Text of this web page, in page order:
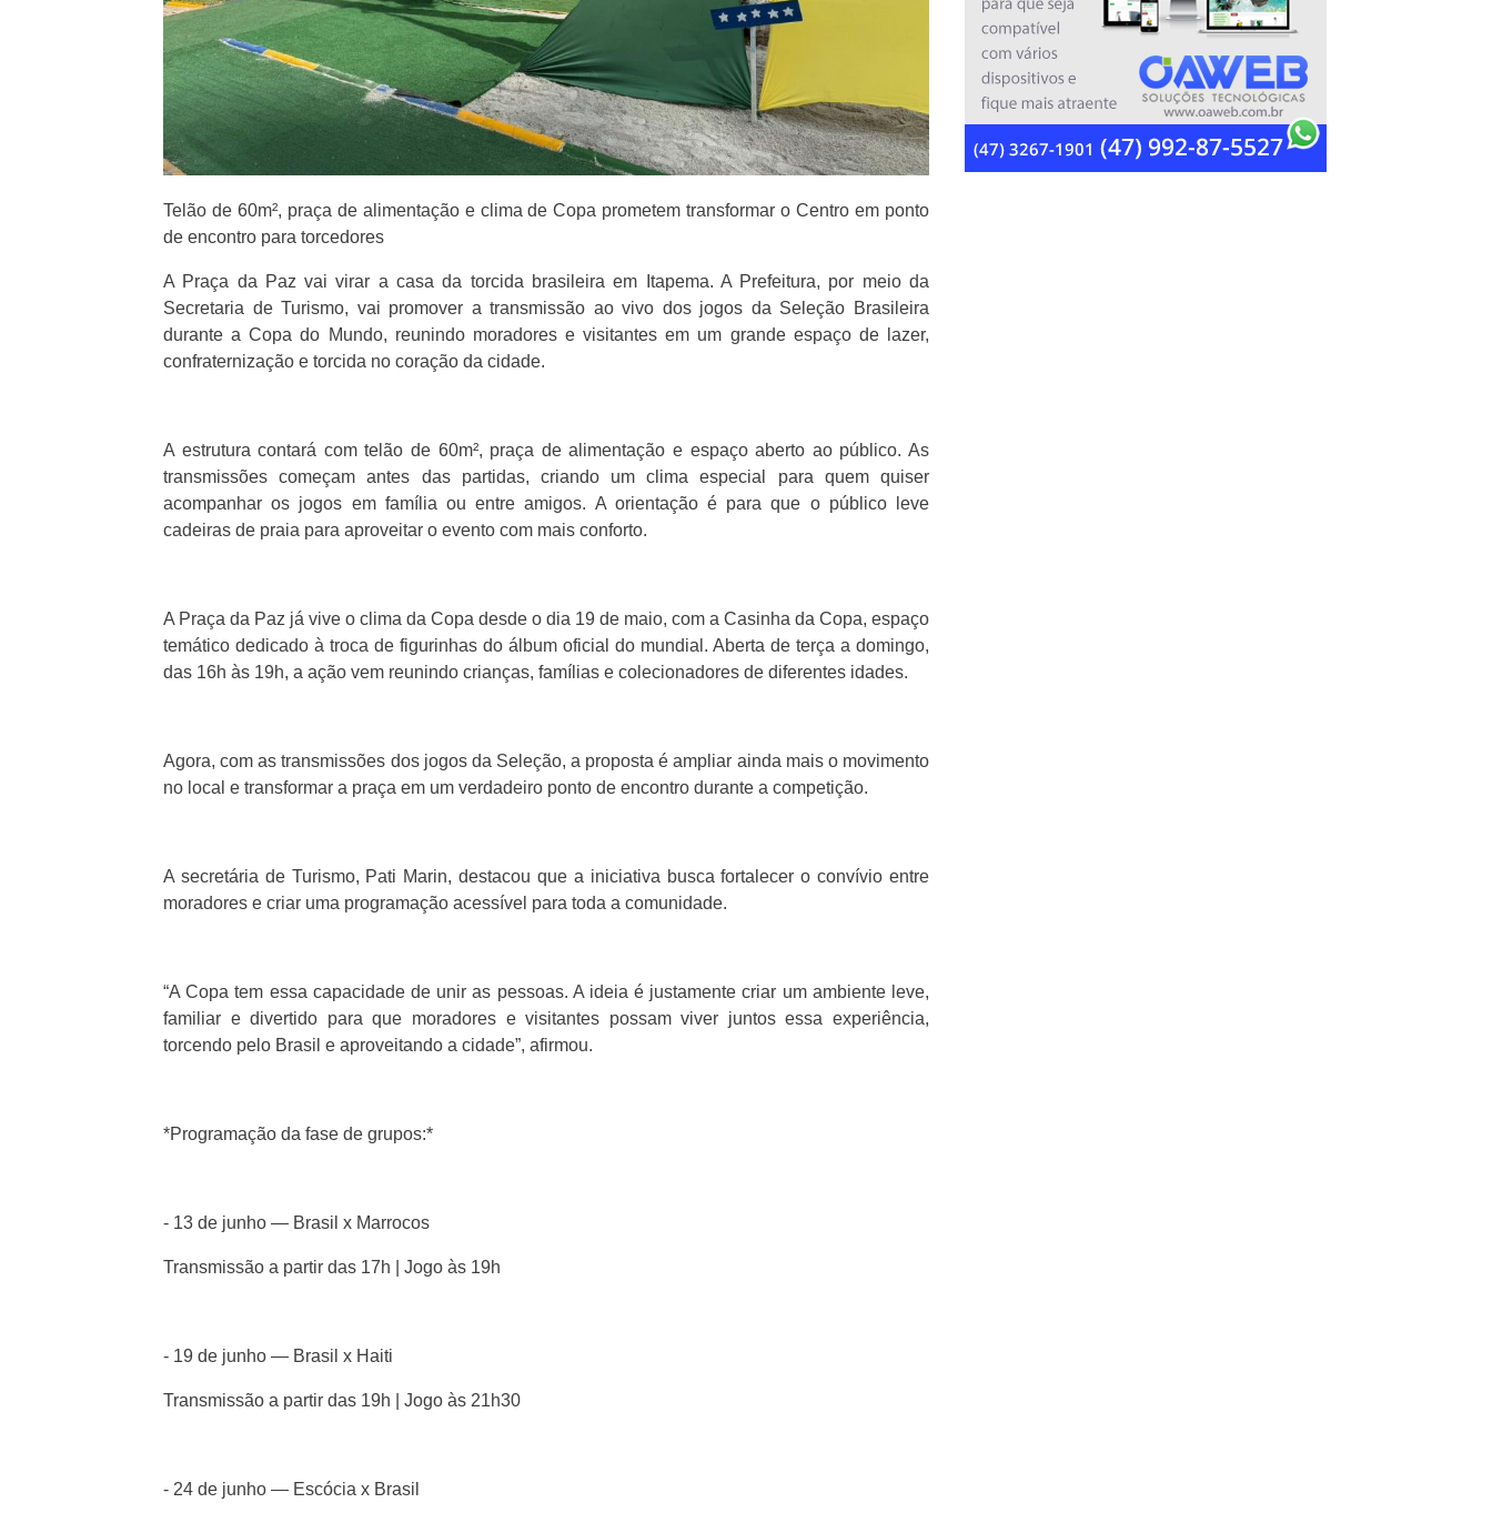
Telão de 60m², praça de alimentação e clima de Copa prometem transformar o Centro em ponto
de encontro para torcedores
A Praça da Paz vai virar a casa da torcida brasileira em Itapema. A Prefeitura, por meio da
Secretaria de Turismo, vai promover a transmissão ao vivo dos jogos da Seleção Brasileira
durante a Copa do Mundo, reunindo moradores e visitantes em um grande espaço de lazer,
confraternização e torcida no coração da cidade.
A estrutura contará com telão de 60m², praça de alimentação e espaço aberto ao público. As
transmissões começam antes das partidas, criando um clima especial para quem quiser
acompanhar os jogos em família ou entre amigos. A orientação é para que o público leve
cadeiras de praia para aproveitar o evento com mais conforto.
A Praça da Paz já vive o clima da Copa desde o dia 19 de maio, com a Casinha da Copa, espaço
temático dedicado à troca de figurinhas do álbum oficial do mundial. Aberta de terça a domingo,
das 16h às 19h, a ação vem reunindo crianças, famílias e colecionadores de diferentes idades.
Agora, com as transmissões dos jogos da Seleção, a proposta é ampliar ainda mais o movimento
no local e transformar a praça em um verdadeiro ponto de encontro durante a competição.
A secretária de Turismo, Pati Marin, destacou que a iniciativa busca fortalecer o convívio entre
moradores e criar uma programação acessível para toda a comunidade.
“A Copa tem essa capacidade de unir as pessoas. A ideia é justamente criar um ambiente leve,
familiar e divertido para que moradores e visitantes possam viver juntos essa experiência,
torcendo pelo Brasil e aproveitando a cidade”, afirmou.
*Programação da fase de grupos:*
- 13 de junho — Brasil x Marrocos
Transmissão a partir das 17h | Jogo às 19h
- 19 de junho — Brasil x Haiti
Transmissão a partir das 19h | Jogo às 21h30
- 24 de junho — Escócia x Brasil